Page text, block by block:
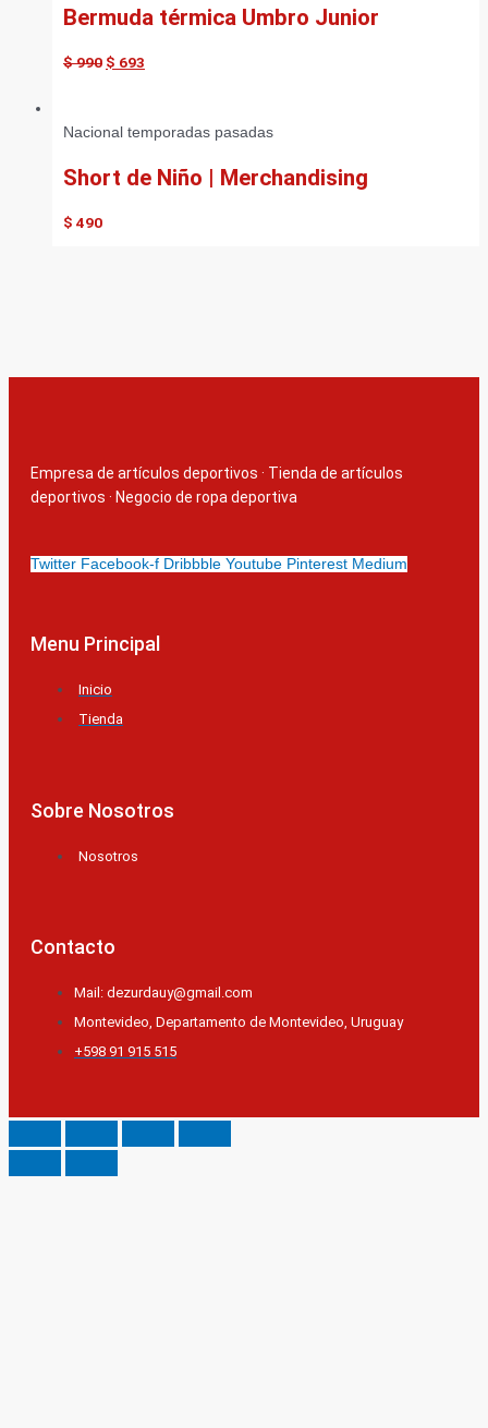
Bermuda térmica Umbro Junior
$990 $ 693
Nacional temporadas pasadas
Short de Niño | Merchandising
$ 490
Empresa de artículos deportivos · Tienda de artículos
deportivos · Negocio de ropa deportiva
Twitter Facebook-f Dribbble Youtube Pinterest Medium
Menu Principal
Inicio
Tienda
Sobre Nosotros
Nosotros
Contacto
Mail: dezurdauy@gmail.com
Montevideo, Departamento de Montevideo, Uruguay
+598 91 915 515